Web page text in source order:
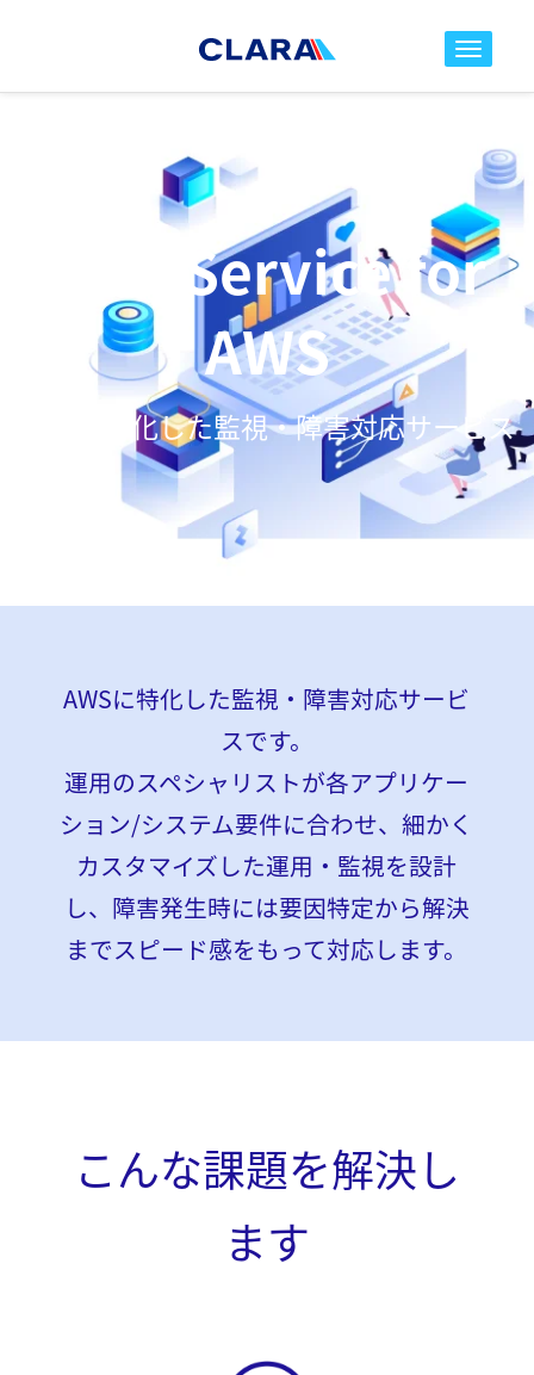
toggle
MSP Service for
AWS
AWSに特化した監視・障害対応サービス
AWSに特化した監視・障害対応サービ
スです。
運用のスペシャリストが各アプリケー
ション/システム要件に合わせ、細かく
カスタマイズした運用・監視を設計
し、障害発生時には要因特定から解決
までスピード感をもって対応します。
こんな課題を解決し
ます